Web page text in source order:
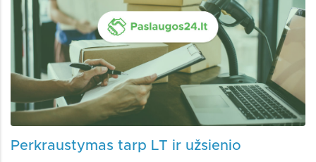
Perkraustymas tarp LT ir užsienio